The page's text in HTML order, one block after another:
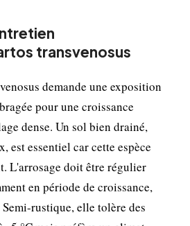
transvenosus
demande une exposition
pour une croissance
dense. Un sol bien drainé,
est essentiel car cette espèce
L'arrosage doit être régulier
en période de croissance,
rustique, elle tolère des